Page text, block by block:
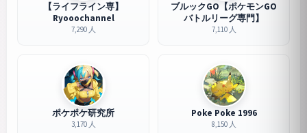
【ライフライン専】
Ryooochannel
7,290 人
ブルックGO【ポケモンGO
バトルリーグ専門】
7,110 人
ポケポケ研究所
3,170 人
Poke Poke 1996
8,150 人